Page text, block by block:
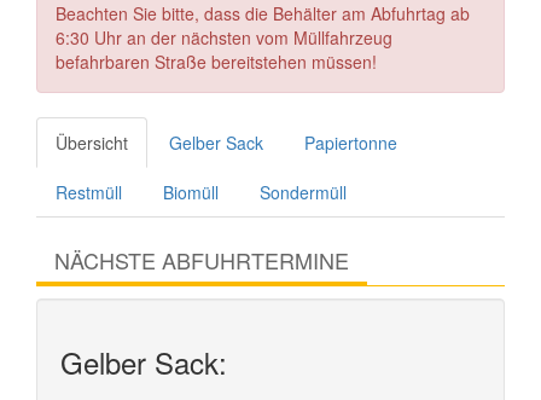
Beachten Sie bitte, dass die Behälter am Abfuhrtag ab
6:30 Uhr an der nächsten vom Müllfahrzeug
befahrbaren Straße bereitstehen müssen!
Übersicht Gelber Sack Papiertonne
Restmüll Biomüll Sondermüll
NÄCHSTE ABFUHRTERMINE
Gelber Sack: